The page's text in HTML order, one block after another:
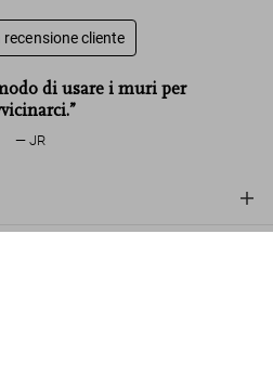
recensione cliente
di usare i muri per
JR